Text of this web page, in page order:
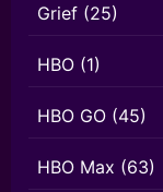
Grief (25)
HBO (1)
HBO GO (45)
HBO Max (63)